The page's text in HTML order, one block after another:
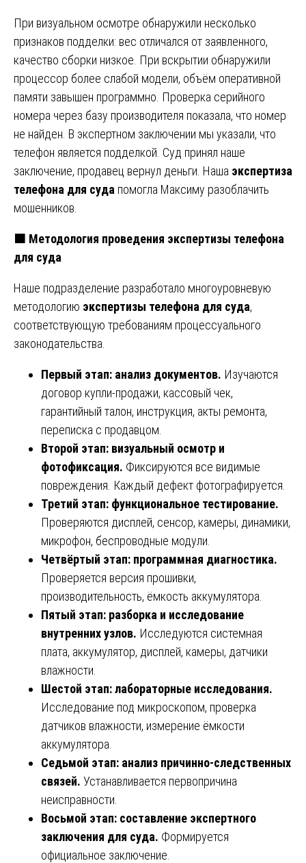
При визуальном осмотре обнаружили несколько
признаков подделки: вес отличался от заявленного,
качество сборки низкое. При вскрытии обнаружили
процессор более слабой модели, объём оперативной
памяти завышен программно. Проверка серийного
номера через базу производителя показала, что номер
не найден. В экспертном заключении мы указали, что
телефон является подделкой. Суд принял наше
заключение, продавец вернул деньги. Наша экспертиза
телефона для суда помогла Максиму разоблачить
мошенников.
🟧 Методология проведения экспертизы телефона
для суда
Наше подразделение разработало многоуровневую
методологию экспертизы телефона для суда,
соответствующую требованиям процессуального
законодательства.
Первый этап: анализ документов. Изучаются
договор купли-продажи, кассовый чек,
гарантийный талон, инструкция, акты ремонта,
переписка с продавцом.
Второй этап: визуальный осмотр и
фотофиксация. Фиксируются все видимые
повреждения. Каждый дефект фотографируется.
Третий этап: функциональное тестирование.
Проверяются дисплей, сенсор, камеры, динамики,
микрофон, беспроводные модули.
Четвёртый этап: программная диагностика.
Проверяется версия прошивки,
производительность, ёмкость аккумулятора.
Пятый этап: разборка и исследование
внутренних узлов. Исследуются системная
плата, аккумулятор, дисплей, камеры, датчики
влажности.
Шестой этап: лабораторные исследования.
Исследование под микроскопом, проверка
датчиков влажности, измерение ёмкости
аккумулятора.
Седьмой этап: анализ причинно-следственных
связей. Устанавливается первопричина
неисправности.
Восьмой этап: составление экспертного
заключения для суда. Формируется
официальное заключение.